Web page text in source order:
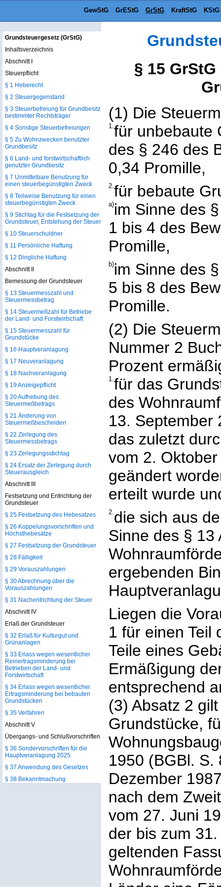
GewStG GrEStG GrStG KraftStG KStG
§ 15
(1) Die
1.für unbebaute
des § 246 des
0,34 Promille,
2.für bebaute
a)im Sinne des
1 bis 4 des
Promille,
b)im Sinne des
5 bis 8 des
Promille.
(2) Die
Nummer 2
Prozent
1.für das
des
13. September
das zuletzt
vom 2.
geändert
erteilt wurde
2.die sich aus
Sinne des § 13
ergebenden
Liegen die
1 für einen Teil
Teile eines
Ermäßigung
entsprechend
(3) Absatz 2
Grundstücke,
1950 (BGBl. S.
Dezember
nach dem
vom 27. Juni
der bis zum
geltenden
Grundsteuergesetz (GrStG)
Inhaltsverzeichnis
Abschnitt I
Steuerpflicht
§ 1 Heberecht
§ 2 Steuergegenstand
§ 3 Steuerbefreiung für Grundbesitz
bestimmter Rechtsträger
§ 4 Sonstige Steuerbefreiungen
§ 5 Zu Wohnzwecken benutzter
Grundbesitz
§ 6 Land- und forstwirtschaftlich
genutzter Grundbesitz
§ 7 Unmittelbare Benutzung für
einen steuerbegünstigten Zweck
§ 8 Teilweise Benutzung für einen
steuerbegünstigten Zweck
§ 9 Stichtag für die Festsetzung der
Grundsteuer, Entstehung der Steuer
§ 10 Steuerschuldner
§ 11 Persönliche Haftung
§ 12 Dingliche Haftung
Abschnitt II
Bemessung der Grundsteuer
§ 13 Steuermesszahl und
Steuermessbetrag
§ 14 Steuermeßzahl für Betriebe
der Land- und Forstwirtschaft
§ 15 Steuermesszahl für
Grundstücke
§ 16 Hauptveranlagung
§ 17 Neuveranlagung
§ 18 Nachveranlagung
§ 19 Anzeigepflicht
§ 20 Aufhebung des
Steuermeßbetrags
§ 21 Änderung von
Steuermeßbescheiden
§ 22 Zerlegung des
Steuermessbetrags
§ 23 Zerlegungsstichtag
§ 24 Ersatz der Zerlegung durch
Steuerausgleich
Abschnitt III
Festsetzung und Entrichtung der
Grundsteuer
§ 25 Festsetzung des Hebesatzes
§ 26 Koppelungsvorschriften und
Höchsthebesätze
§ 27 Festsetzung der Grundsteuer
§ 28 Fälligkeit
§ 29 Vorauszahlungen
§ 30 Abrechnung über die
Vorauszahlungen
§ 31 Nachentrichtung der Steuer
Abschnitt IV
Erlaß der Grundsteuer
§ 32 Erlaß für Kulturgut und
Grünanlagen
§ 33 Erlass wegen wesentlicher
Reinertragsminderung bei
Betrieben der Land- und
Forstwirtschaft
§ 34 Erlass wegen wesentlicher
Ertragsminderung bei bebauten
Grundstücken
§ 35 Verfahren
Abschnitt V
Übergangs- und Schlußvorschriften
§ 36 Sondervorschriften für die
Hauptveranlagung 2025
§ 37 Anwendung des Gesetzes
§ 38 Bekanntmachung